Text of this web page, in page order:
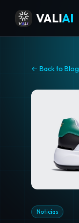
VALIAI
← Back to Blog
Noticias